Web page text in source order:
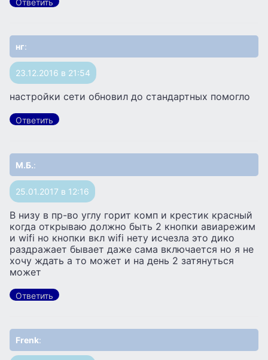
Ответить
нг:
23.12.2016 в 21:54
настройки сети обновил до стандартных помогло
Ответить
М.Б.:
25.01.2017 в 12:16
В низу в пр-во углу горит комп и крестик красный
когда открываю должно быть 2 кнопки авиарежим
и wifi но кнопки вкл wifi нету исчезла это дико
раздражает бывает даже сама включается но я не
хочу ждать а то может и на день 2 затянуться
может
Ответить
Frenk: